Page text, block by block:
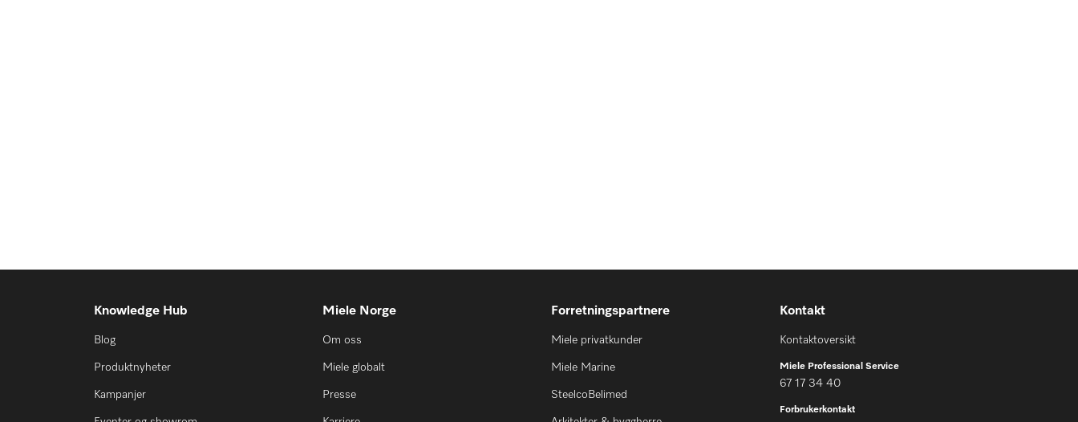
Knowledge Hub
Blog
Produktnyheter
Kampanjer
Miele Norge
Om oss
Miele globalt
Presse
Forretningspartnere
Miele privatkunder
Miele Marine
SteelcoBelimed
Kontakt
Kontaktoversikt
Miele Professional Service
67 17 34 40
Forbrukerkontakt